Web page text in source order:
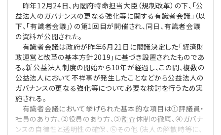
定款関連
法改正-法人運営
インボイス
電子帳簿保存法
法改正-法務
IT
論壇
カレンダー
NEWS・TOPIC・特報
【連載】オピニオンリーダーのnote
【連載】会計相談室
【連載】これからの時代の資産運用
【連載】採用・定着・育成のための人事戦略
【連載】事例に学ぶ立入検査で想定される指摘事項
【連載】シェアコモン200インタビュー
【連載】シェアコモン200 誌上相談室
公益・一般法人オンラインとは
登録案内
専門誌一覧
お問合せ
昨年12月24日、内閣府特命担当大臣（規制改革）の下、「公
益法人のガバナンスの更なる強化等に関する有識者会議」（以
下、「有識者会議」）の第1回目が開催され、同日、有識者会議
の資料が公開された。
有識者会議は政府が昨年6月21日に閣議決定した「経済財
政運営と改革の基本方針2019」に基づき設置されたものであ
る。新公益法人制度の開始から10年が経過し、この間、複数の
公益法人において不祥事が発生したことなどから公益法人の
ガバナンスの更なる強化等について必要な検討を行うため実
施される。
有識者会議において挙げられた基本的な項目は①評議員・
社員のあり方、②役員のあり方、③監査体制の徹底、④ガバナ
ンスの自律性と透明性の確保、⑤その他（法人の解散時等に、